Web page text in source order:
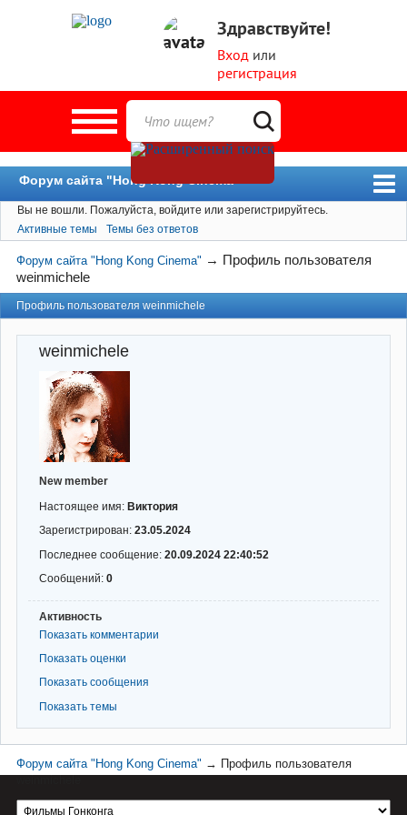
Здравствуйте!
Вход или
регистрация
Форум сайта "Hong Kong Cinema"
Форум
Новости
Пользователи
Поиск
Вы не вошли. Пожалуйста, войдите или зарегистрируйтесь.
Активные темы
Темы без ответов
Форум сайта "Hong Kong Cinema" → Профиль пользователя
weinmichele
Профиль пользователя weinmichele
weinmichele
New member
Настоящее имя: Виктория
Зарегистрирован: 23.05.2024
Последнее сообщение: 20.09.2024 22:40:52
Сообщений: 0
Активность
Показать комментарии
Показать оценки
Показать сообщения
Показать темы
Форум сайта "Hong Kong Cinema" → Профиль пользователя
Материал сайта hkcinema.ru защищен